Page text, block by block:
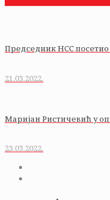
Председник НСС
21.03.2022.
Маријан Ристичевић у
23.03.2022.